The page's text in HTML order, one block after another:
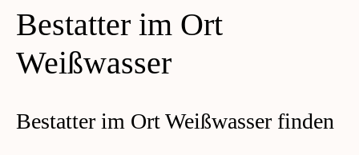
Bestatter im Ort
Weißwasser
Bestatter im Ort Weißwasser finden